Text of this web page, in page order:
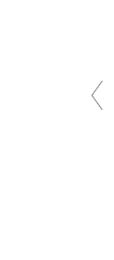
zuück